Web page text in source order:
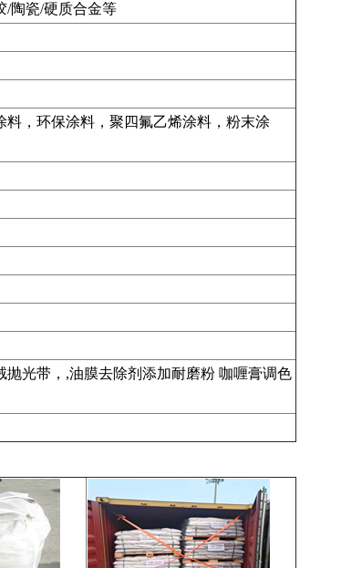
/陶瓷/硬质合金等
，环保涂料，聚四氟乙烯涂料，粉末涂
光带，,油膜去除剂添加耐磨粉 咖喱膏调色